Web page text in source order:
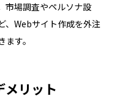
市場調査やペルソナ設
、Webサイト作成を外注
す。
リット